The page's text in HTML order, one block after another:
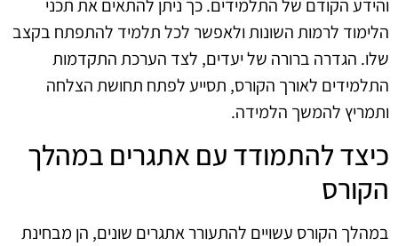
והידע הקודם של התלמידים. כך ניתן להתאים את תכני
הלימוד לרמות השונות ולאפשר לכל תלמיד להתפתח בקצב
שלו. הגדרה ברורה של יעדים, לצד הערכת התקדמות
התלמידים לאורך הקורס, תסייע לפתח תחושת הצלחה
ותמריץ להמשך הלמידה.
כיצד להתמודד עם אתגרים במהלך
הקורס
במהלך הקורס עשויים להתעורר אתגרים שונים, הן מבחינת